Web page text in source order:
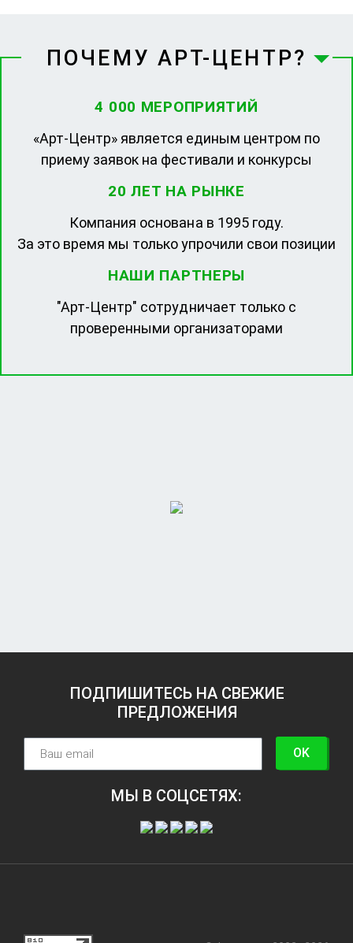
ПОЧЕМУ АРТ-ЦЕНТР?
4 000 МЕРОПРИЯТИЙ
«Арт-Центр» является единым центром по
приему заявок на фестивали и конкурсы
20 ЛЕТ НА РЫНКЕ
Компания основана в 1995 году.
За это время мы только упрочили свои позиции
НАШИ ПАРТНЕРЫ
"Арт-Центр" сотрудничает только с
проверенными организаторами
ПОДПИШИТЕСЬ НА СВЕЖИЕ
ПРЕДЛОЖЕНИЯ
OK
МЫ В СОЦСЕТЯХ: